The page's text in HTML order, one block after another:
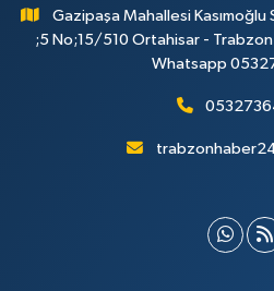
Gazipaşa Mahallesi Kasımoğlu
;5 No;15/510 Ortahisar -
Whatsapp